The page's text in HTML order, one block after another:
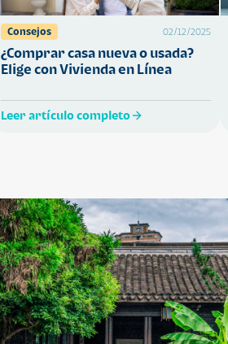
Consejos 02/12/2025
¿Comprar casa nueva o usada?
Elige con Vivienda en Línea
Leer artículo completo